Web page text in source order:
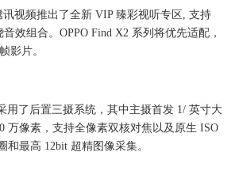
讯视频推出了全新 VIP 臻彩视听专区, 支持
效组合。OPPO Find X2 系列将优先适配，
影片。
用了后置三摄系统，其中主摄首发 1/ 英寸大
万像素，支持全像素双核对焦以及原生 ISO
和最高 12bit 超精图像采集。